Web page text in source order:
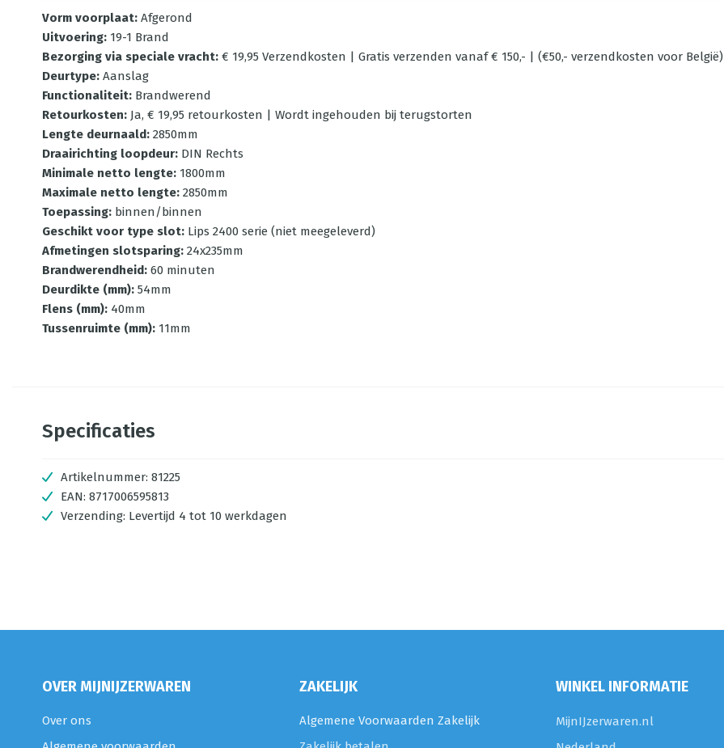
Vorm voorplaat: Afgerond
Uitvoering: 19-1 Brand
Bezorging via speciale vracht: € 19,95 Verzendkosten | Gratis verzenden vanaf € 150,- | (€50,- verzendkosten voor België)
Deurtype: Aanslag
Functionaliteit: Brandwerend
Retourkosten: Ja, € 19,95 retourkosten | Wordt ingehouden bij terugstorten
Lengte deurnaald: 2850mm
Draairichting loopdeur: DIN Rechts
Minimale netto lengte: 1800mm
Maximale netto lengte: 2850mm
Toepassing: binnen/binnen
Geschikt voor type slot: Lips 2400 serie (niet meegeleverd)
Afmetingen slotsparing: 24x235mm
Brandwerendheid: 60 minuten
Deurdikte (mm): 54mm
Flens (mm): 40mm
Tussenruimte (mm): 11mm
Specificaties
Artikelnummer: 81225
EAN: 8717006595813
Verzending: Levertijd 4 tot 10 werkdagen
OVER MIJNIJZERWAREN
Over ons
ZAKELIJK
Algemene Voorwaarden Zakelijk
WINKEL INFORMATIE
MijnIJzerwaren.nl